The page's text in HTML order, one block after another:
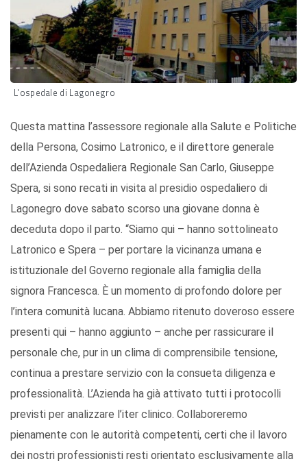
L'ospedale di Lagonegro
Questa mattina l’assessore regionale alla Salute e Politiche
della Persona, Cosimo Latronico, e il direttore generale
dell’Azienda Ospedaliera Regionale San Carlo, Giuseppe
Spera, si sono recati in visita al presidio ospedaliero di
Lagonegro dove sabato scorso una giovane donna è
deceduta dopo il parto. “Siamo qui – hanno sottolineato
Latronico e Spera – per portare la vicinanza umana e
istituzionale del Governo regionale alla famiglia della
signora Francesca. È un momento di profondo dolore per
l’intera comunità lucana. Abbiamo ritenuto doveroso essere
presenti qui – hanno aggiunto – anche per rassicurare il
personale che, pur in un clima di comprensibile tensione,
continua a prestare servizio con la consueta diligenza e
professionalità. L’Azienda ha già attivato tutti i protocolli
previsti per analizzare l’iter clinico. Collaboreremo
pienamente con le autorità competenti, certi che il lavoro
dei nostri professionisti resti orientato esclusivamente alla